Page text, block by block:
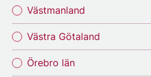
Västmanland
Västra Götaland
Örebro län